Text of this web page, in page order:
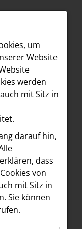
zwei
um
Website
werden
mit Sitz in
darauf hin,
dass
von
mit Sitz in
Sie können